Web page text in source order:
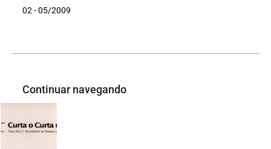
02 - 05/2009
Continuar navegando